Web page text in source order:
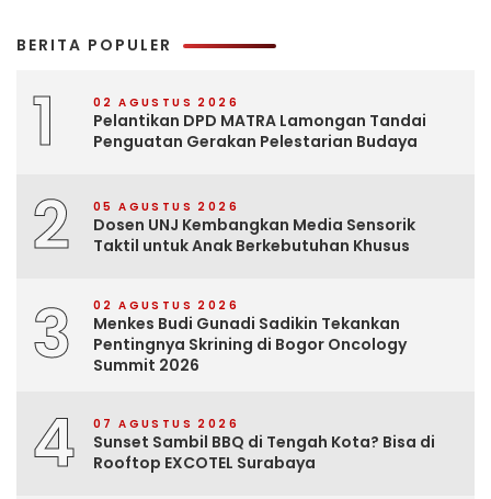
BERITA POPULER
1 02 AGUSTUS 2026
Pelantikan DPD MATRA Lamongan Tandai
Penguatan Gerakan Pelestarian Budaya
2 05 AGUSTUS 2026
Dosen UNJ Kembangkan Media Sensorik
Taktil untuk Anak Berkebutuhan Khusus
3 02 AGUSTUS 2026
Menkes Budi Gunadi Sadikin Tekankan
Pentingnya Skrining di Bogor Oncology
Summit 2026
4 07 AGUSTUS 2026
Sunset Sambil BBQ di Tengah Kota? Bisa di
Rooftop EXCOTEL Surabaya